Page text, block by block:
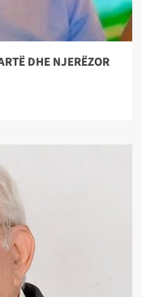
DHE NJERËZOR